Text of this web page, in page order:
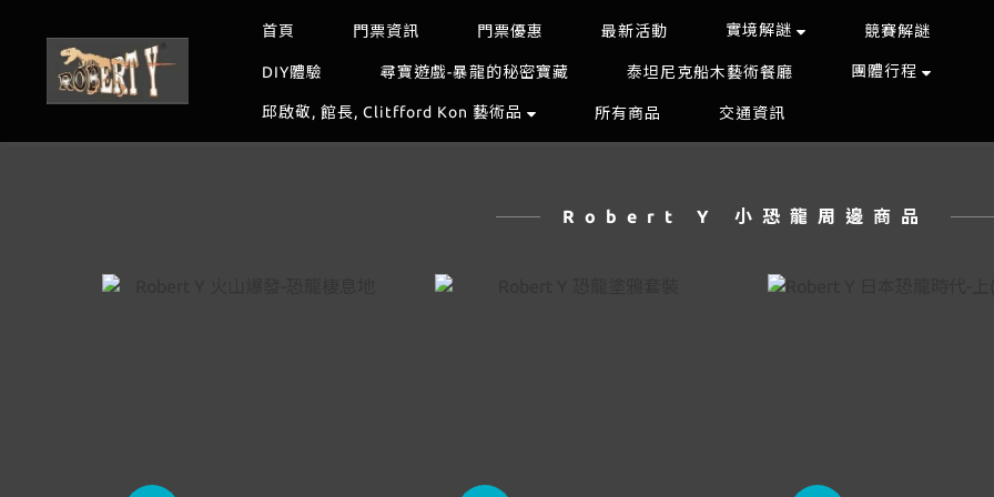
首頁 門票資訊 門票優惠 最新活動 實境解謎 競賽解謎
DIY體驗 尋寶遊戲-暴龍的秘密寶藏 泰坦尼克船木藝術餐廳 團體行程
邱啟敬, 館長, Clitfford Kon 藝術品 所有商品 交通資訊
Robert Y 小恐龍周邊商品